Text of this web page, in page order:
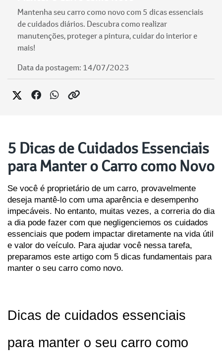
Mantenha seu carro como novo com 5 dicas essenciais
de cuidados diários. Descubra como realizar
manutenções, proteger a pintura, cuidar do interior e
mais!
Data da postagem: 14/07/2023
5 Dicas de Cuidados Essenciais
para Manter o Carro como Novo
Se você é proprietário de um carro, provavelmente
deseja mantê-lo com uma aparência e desempenho
impecáveis. No entanto, muitas vezes, a correria do dia
a dia pode fazer com que negligenciemos os cuidados
essenciais que podem impactar diretamente na vida útil
e valor do veículo. Para ajudar você nessa tarefa,
preparamos este artigo com 5 dicas fundamentais para
manter o seu carro como novo.
Dicas de cuidados essenciais
para manter o seu carro como